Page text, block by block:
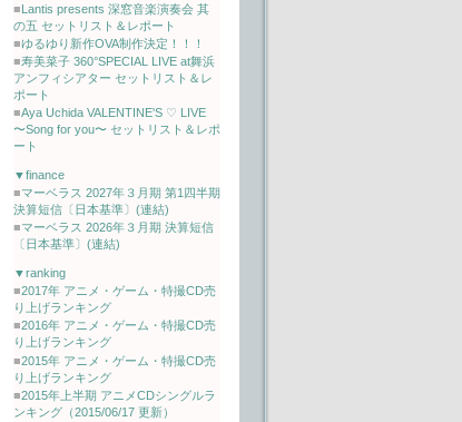
■Lantis presents 深窓音楽演奏会 其
の五 セットリスト＆レポート
■ゆるゆり新作OVA制作決定！！！
■寿美菜子 360°SPECIAL LIVE at舞浜
アンフィシアター セットリスト＆レ
ポート
■Aya Uchida VALENTINE'S ♡ LIVE
〜Song for you〜 セットリスト＆レポ
ート
▼finance
■マーベラス 2027年３月期 第1四半期
決算短信〔日本基準〕(連結)
■マーベラス 2026年３月期 決算短信
〔日本基準〕(連結)
▼ranking
■2017年 アニメ・ゲーム・特撮CD売
り上げランキング
■2016年 アニメ・ゲーム・特撮CD売
り上げランキング
■2015年 アニメ・ゲーム・特撮CD売
り上げランキング
■2015年上半期 アニメCDシングルラ
ンキング（2015/06/17 更新）